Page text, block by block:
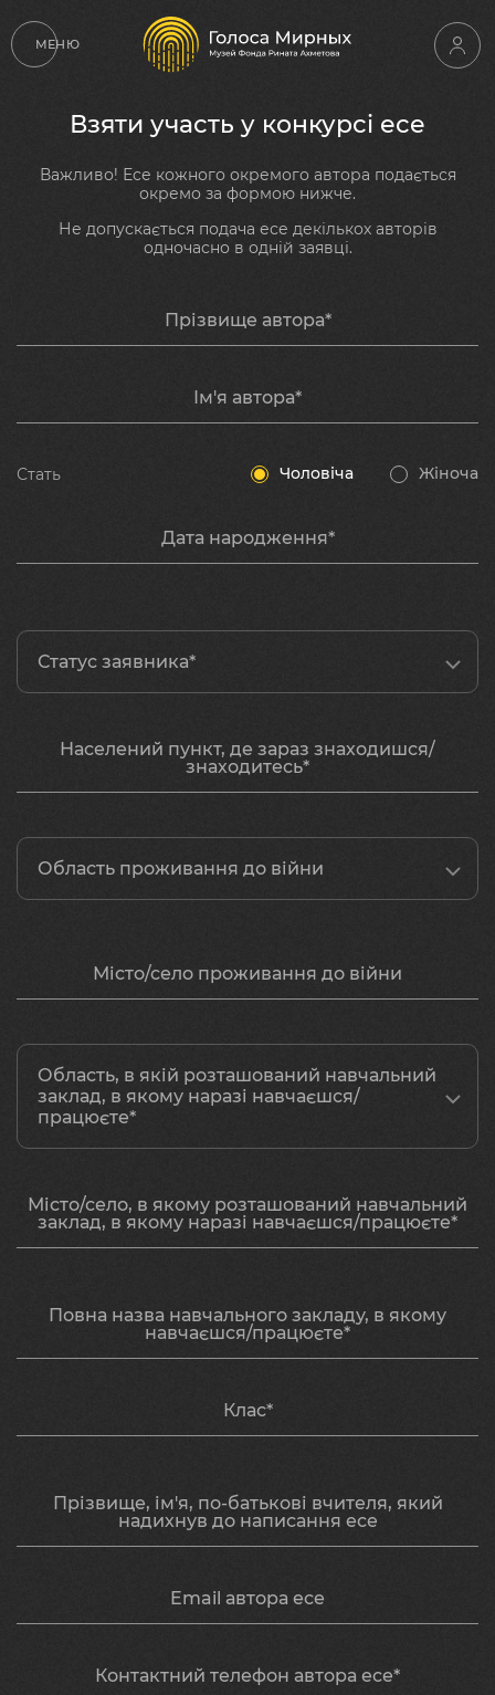
МЕНЮ
Взяти участь у конкурсі есе
Важливо! Есе кожного окремого автора подається
окремо за формою нижче.
Не допускається подача есе декількох авторів
одночасно в одній заявці.
Прізвище автора*
Ім'я автора*
Стать Чоловіча Жіноча
Дата народження*
Статус заявника*
Населений пункт, де зараз знаходишся/
знаходитесь*
Область проживання до війни
Місто/село проживання до війни
Область, в якій розташований навчальний
заклад, в якому наразі навчаєшся/
працюєте*
Місто/село, в якому розташований навчальний
заклад, в якому наразі навчаєшся/працюєте*
Повна назва навчального закладу, в якому
навчаєшся/працюєте*
Клас*
Прізвище, ім'я, по-батькові вчителя, який
надихнув до написання есе
Email автора есе
Контактний телефон автора есе*